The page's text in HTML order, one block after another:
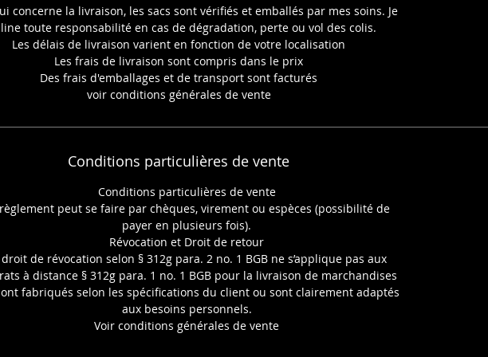
de la photo : 10x15cmDimensions du petit sac magique :
15x20cm
les commandes de plusieurs exemplaires ou d'autres photos,
contactez-moi au 07.82.35.86.25
concerne la livraison, les sacs sont vérifiés et emballés par mes soins. Je
toute responsabilité en cas de dégradation, perte ou vol des colis.
Les délais de livraison varient en fonction de votre localisation
Les frais de livraison sont compris dans le prix
Des frais d'emballages et de transport sont facturés
voir conditions générales de vente
Conditions particulières de vente
Conditions particulières de vente
peut se faire par chèques, virement ou espèces (possibilité de
payer en plusieurs fois).
Révocation et Droit de retour
droit de révocation selon § 312g para. 2 no. 1 BGB ne s’applique pas aux
à distance § 312g para. 1 no. 1 BGB pour la livraison de marchandises
fabriqués selon les spécifications du client ou sont clairement adaptés
aux besoins personnels.
Voir conditions générales de vente